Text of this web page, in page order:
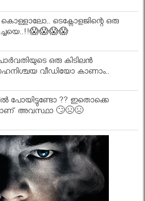
ടെക്നോളജിന്റെ ഒരു
ഒരു കിടിലൻ
വീഡിയോ കാണാം..
പോയിട്ടുണ്ടോ ?? ഇതൊക്കെ
അവസ്ഥാ 🙄😣😣